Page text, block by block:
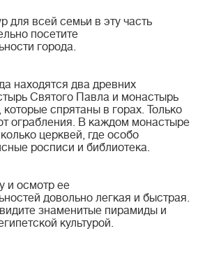
для всей семьи в эту часть
посетите
города.
находятся два древних
Святого Павла и монастырь
спрятаны в горах. Только
ограбления. В каждом монастыре
церквей, где особо
росписи и библиотека.
и осмотр ее
довольно легкая и быстрая.
знаменитые пирамиды и
культурой.